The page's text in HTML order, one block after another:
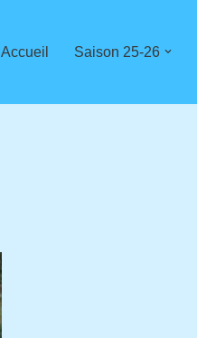
Accueil Saison 25-26